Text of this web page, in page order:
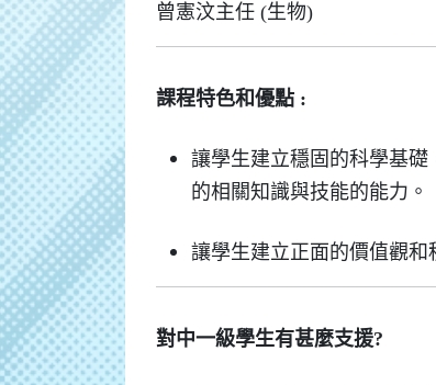
曾憲汶主任 (生物)
課程特色和優點 :
讓學生建立穩固的科學基
的相關知識與技能的能力。
讓學生建立正面的價值觀和
對中一級學生有甚麼支援?